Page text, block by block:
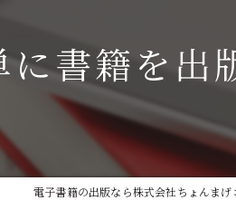
書籍を出
電子書籍の出版なら株式会社ちょんまげ